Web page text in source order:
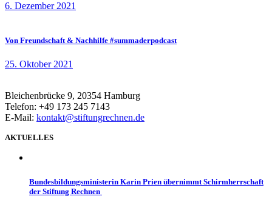
6. Dezember 2021
Von Freundschaft & Nachhilfe #summaderpodcast
25. Oktober 2021
Bleichenbrücke 9, 20354 Hamburg
Telefon: +49 173 245 7143
E-Mail: kontakt@stiftungrechnen.de
AKTUELLES
Bundesbildungsministerin Karin Prien übernimmt Schirmherrschaft
der Stiftung Rechnen